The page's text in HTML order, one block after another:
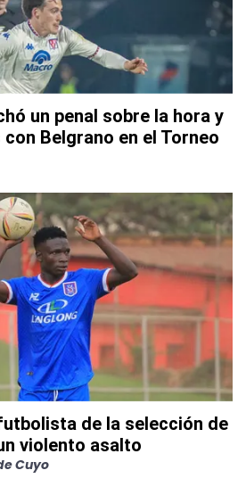
un penal sobre la hora y
Belgrano en el Torneo
de la selección de
violento asalto
Cuyo